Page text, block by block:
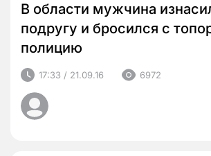
В области мужчина
подругу и бросился с
полицию
17:33 / 21.09.16 6972